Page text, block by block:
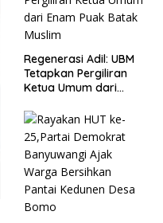
Regenerasi Adil: UBM
Tetapkan Pergiliran
Ketua Umum dari
Muslim